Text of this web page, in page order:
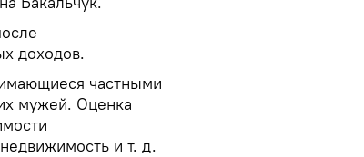
доходов.
частными
мужей. Оценка
и т. д.